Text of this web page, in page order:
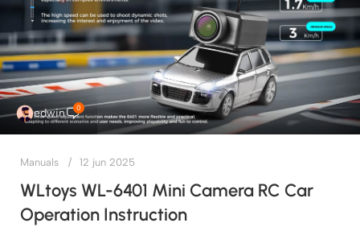
edwin 0
Manuals 12 jun 2025
WLtoys WL-6401 Mini Camera RC Car
Operation Instruction